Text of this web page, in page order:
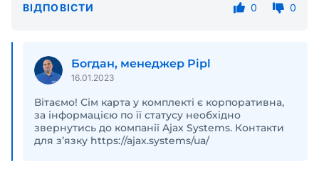
ВІДПОВІСТИ 0 0
Богдан, менеджер Pipl
16.01.2023
Вітаємо! Сім карта у комплекті є корпоративна,
за інформацією по її статусу необхідно
звернутись до компанії Ajax Systems. Контакти
для зʼязку https://ajax.systems/ua/